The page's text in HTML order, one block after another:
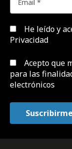
He leído y
Privacidad
Acepto que
para las
electrónicos